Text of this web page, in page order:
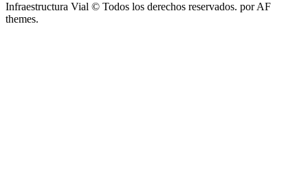
Infraestructura Vial © Todos los derechos reservados. por AF
themes.